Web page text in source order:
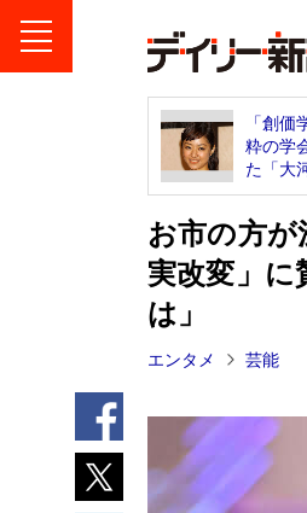
「創
粋の学
た「大
お市の方
実改変」
は」
エンタメ 芸能